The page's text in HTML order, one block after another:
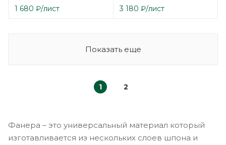
1 680 ₽/лист 3 180 ₽/лист
Показать еще
1 2
Фанера – это универсальный материал который
изготавливается из нескольких слоев шпона и